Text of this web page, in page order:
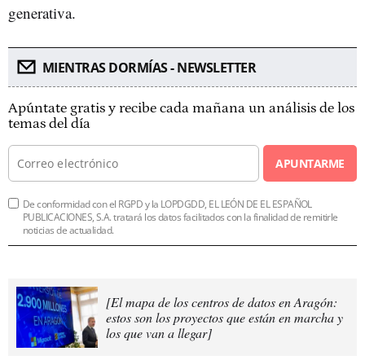
generativa.
MIENTRAS DORMÍAS - NEWSLETTER
Apúntate gratis y recibe cada mañana un análisis de los
temas del día
APUNTARME
De conformidad con el RGPD y la LOPDGDD, EL LEÓN DE EL ESPAÑOL
PUBLICACIONES, S.A. tratará los datos facilitados con la finalidad de remitirle
noticias de actualidad.
[El mapa de los centros de datos en Aragón:
estos son los proyectos que están en marcha y
los que van a llegar]